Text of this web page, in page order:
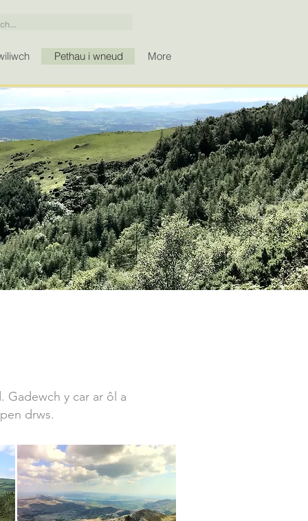
Pethau i wneud More
y car ar ôl a
drws.